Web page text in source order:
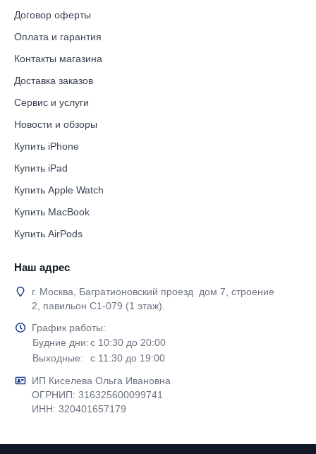
Договор оферты
Оплата и гарантия
Контакты магазина
Доставка заказов
Сервис и услуги
Новости и обзоры
Купить iPhone
Купить iPad
Купить Apple Watch
Купить MacBook
Купить AirPods
Наш адрес
г. Москва, Багратионовский проезд дом 7, строение
2, павильон С1-079 (1 этаж).
График работы:
Будние дни:с 10:30 до 20:00
Выходные:
с 11:30 до 19:00
ИП Киселева Ольга Ивановна
ОГРНИП: 316325600099741
ИНН: 320401657179